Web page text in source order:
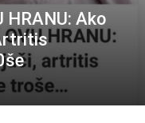
HRANU: Ako